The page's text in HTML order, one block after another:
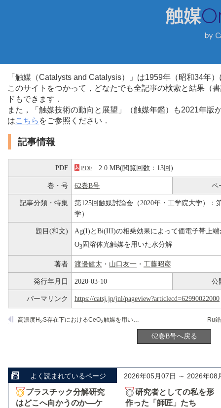
「触媒（Catalysts and Catalysis）」は1959年（昭和34年
このサイトをつかって，どなたでも全記事の検索と結果（
ドもできます．
また，「触媒技術の動向と展望」（触媒年鑑）も2021年
はこちら をご参照ください．
記事情報
PDF PDF 2.0 MB(閲覧回数：13回)
巻・号 62巻B号 ペ
記事分類・特集
第125回触媒討論会（2020年・工学院大学）：
学）
題目(和文)
Ag(I)とBi(III)の相乗効果によって価電子帯上端
O3固溶体光触媒を用いた水分解
著者 渡邊健太 ・ 山口友一 ・ 工藤昭彦
発行年月日 2020-03-10 公
パーマリンク https://catsj.jp/jnl/pageview?articlecd=62990022000
高濃度H2S存在下におけるCeO2触媒を用いたCH
62巻B号へ戻る
よく読まれているページ 2026年05月07日 ～ 2026年08
プラスチック分解研究
はどこへ向かうのか―ケ
研究者としての私を形
作った「師匠」たち